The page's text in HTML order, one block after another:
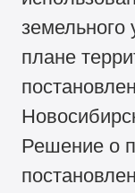
земельного
плане
Решение о